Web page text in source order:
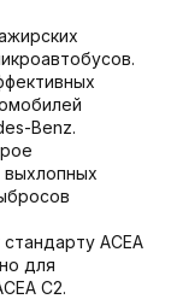
Benz.
выхлопных
ACEA
для
C2.